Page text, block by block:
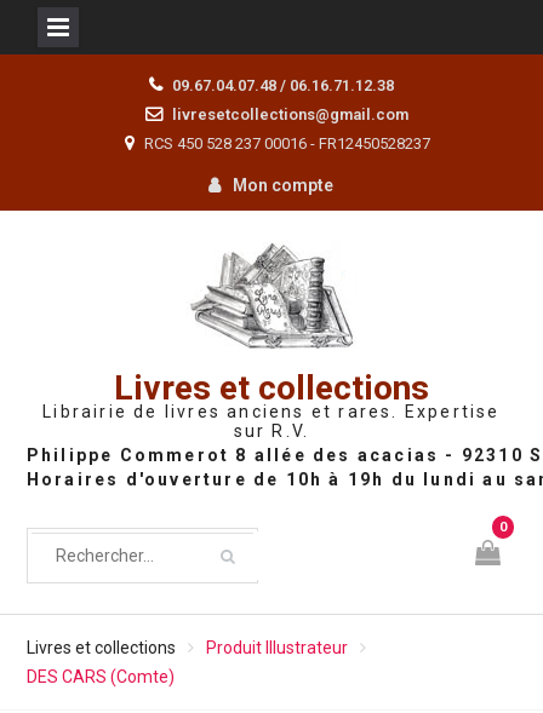
09.67.04.07.48 / 06.16.71.12.38
livresetcollections@gmail.com
RCS 450 528 237 00016 - FR12450528237
Mon compte
Livres et collections
Librairie de livres anciens et rares. Expertise
sur R.V.
0
Livres et collections
Produit Illustrateur
DES CARS (Comte)